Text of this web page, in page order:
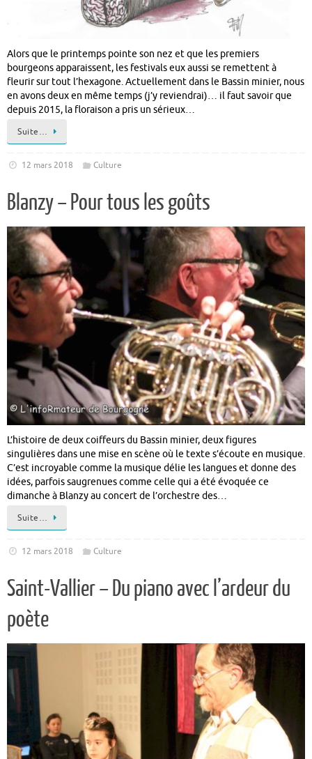
Alors que le printemps pointe son nez et que les premiers
bourgeons apparaissent, les festivals eux aussi se remettent à
fleurir sur tout l’hexagone. Actuellement dans le Bassin minier, nous
en avons deux en même temps (j’y reviendrai)… il faut savoir que
depuis 2015, la floraison a pris un sérieux…
Suite…
12 mars 2018 Culture
Blanzy – Pour tous les goûts
L’histoire de deux coiffeurs du Bassin minier, deux figures
singulières dans une mise en scène où le texte s’écoute en musique.
C’est incroyable comme la musique délie les langues et donne des
idées, parfois saugrenues comme celle qui a été évoquée ce
dimanche à Blanzy au concert de l’orchestre des…
Suite…
12 mars 2018 Culture
Saint-Vallier – Du piano avec l’ardeur du
poète